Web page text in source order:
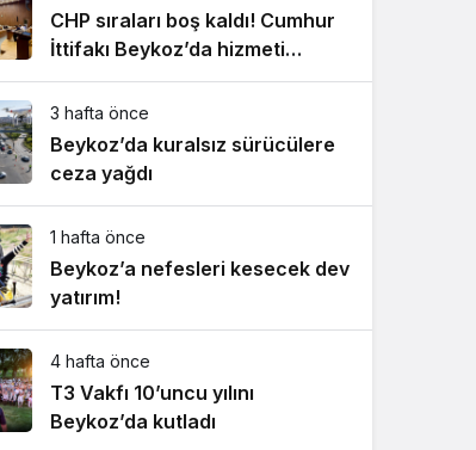
CHP sıraları boş kaldı! Cumhur
İttifakı Beykoz’da hizmeti
aksattırmadı
3 hafta önce
Beykoz’da kuralsız sürücülere
ceza yağdı
1 hafta önce
Beykoz’a nefesleri kesecek dev
yatırım!
4 hafta önce
T3 Vakfı 10’uncu yılını
Beykoz’da kutladı